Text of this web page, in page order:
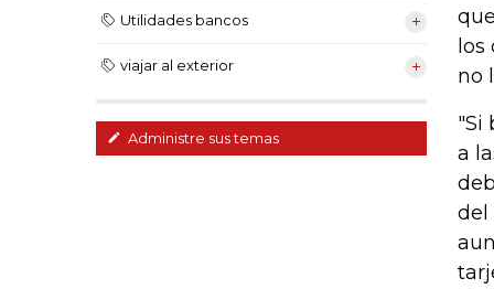
Utilidades bancos
viajar al exterior
Administre sus temas
no
"Si
a
del